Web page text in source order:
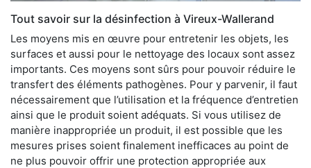
Tout savoir sur la désinfection à Vireux-Wallerand
Les moyens mis en œuvre pour entretenir les objets, les
surfaces et aussi pour le nettoyage des locaux sont assez
importants. Ces moyens sont sûrs pour pouvoir réduire le
transfert des éléments pathogènes. Pour y parvenir, il faut
nécessairement que l’utilisation et la fréquence d’entretien
ainsi que le produit soient adéquats. Si vous utilisez de
manière inappropriée un produit, il est possible que les
mesures prises soient finalement inefficaces au point de
ne plus pouvoir offrir une protection appropriée aux